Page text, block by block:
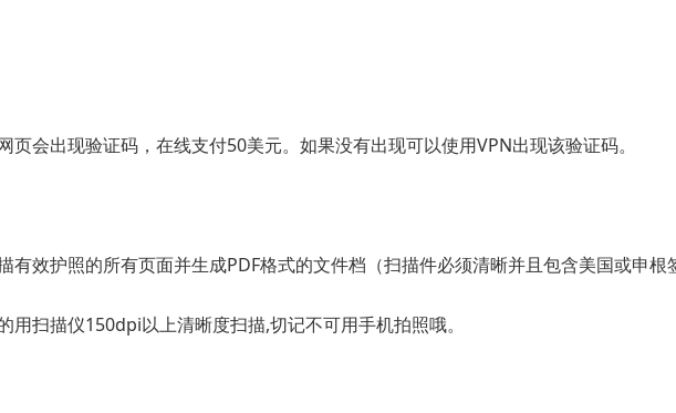
会出现验证码，在线支付50美元。如果没有出现可以使用VPN出现该验证码。
效护照的所有页面并生成PDF格式的文件档（扫描件必须清晰并且包含美国或申根
扫描仪150dpi以上清晰度扫描,切记不可用手机拍照哦。